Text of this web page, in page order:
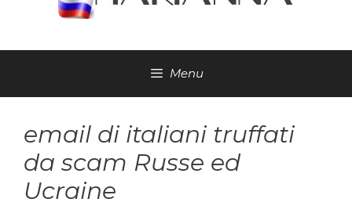
Menu
email di italiani truffati
da scam Russe ed
Ucraine